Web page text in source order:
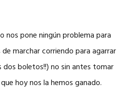
nos pone ningún problema para
marchar corriendo para agarrar
dos boletos!!) no sin antes tomar
hoy nos la hemos ganado.